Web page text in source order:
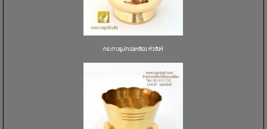
กระถางธูปทองเหลือง หัวสิงห์